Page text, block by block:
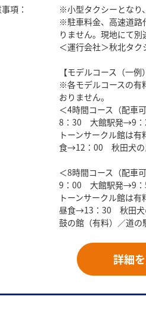
項：
※小型タクシーとなり
※駐車料金、高速道路
りません。現地にて別
＜運行会社＞秋北タク
【モデルコース（一例
※各モデルコースの有
おりません。
＜4時間コース（配車
8：30 大館駅発→9：
トーンサークル館は
食→12：00 秋田犬
＜8時間コース（配車
9：00 大館駅発→9：
トーンサークル館は
昼食→13：30 秋田
鼓の館（有料）／道
詳細